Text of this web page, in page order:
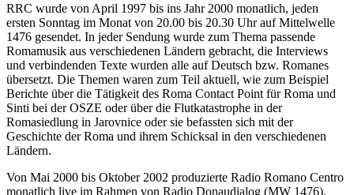
RRC wurde von April 1997 bis ins Jahr 2000 monatlich, jeden
ersten Sonntag im Monat von 20.00 bis 20.30 Uhr auf Mittelwelle
1476 gesendet. In jeder Sendung wurde zum Thema passende
Romamusik aus verschiedenen Ländern gebracht, die Interviews
und verbindenden Texte wurden alle auf Deutsch bzw. Romanes
übersetzt. Die Themen waren zum Teil aktuell, wie zum Beispiel
Berichte über die Tätigkeit des Roma Contact Point für Roma und
Sinti bei der OSZE oder über die Flutkatastrophe in der
Romasiedlung in Jarovnice oder sie befassten sich mit der
Geschichte der Roma und ihrem Schicksal in den verschiedenen
Ländern.
Von Mai 2000 bis Oktober 2002 produzierte Radio Romano Centro
monatlich live im Rahmen von Radio Donaudialog (MW 1476).